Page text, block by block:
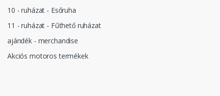
10 - ruházat - Esőruha
11 - ruházat - Fűthető ruházat
ajándék - merchandise
Akciós motoros termékek